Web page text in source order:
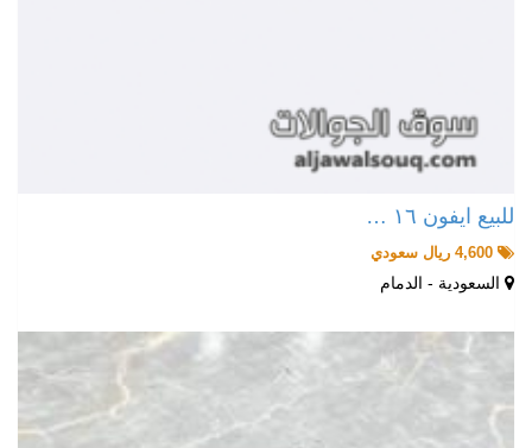
للبيع ايفون ١٦ …
السعودية - الدمام